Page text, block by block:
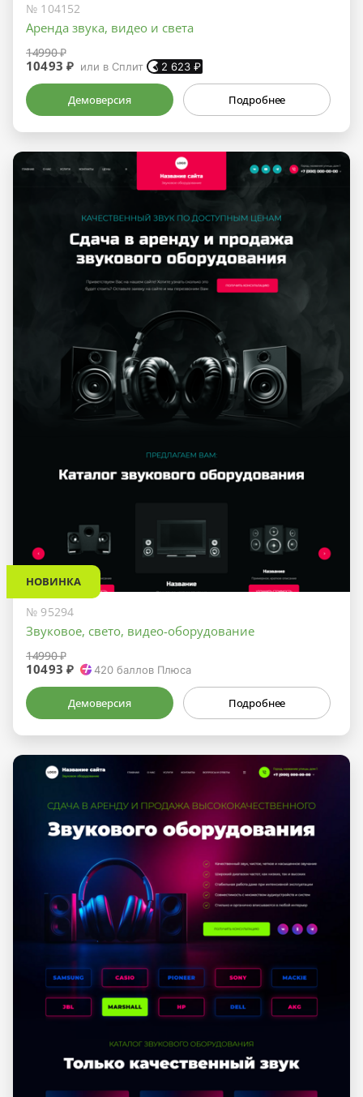
№ 104152
Аренда звука, видео и света
14990 ₽
10493 ₽ или в Сплит 2 623 ₽
Демоверсия Подробнее
НОВИНКА
№ 95294
Звуковое, свето, видео-оборудование
14990 ₽
10493 ₽ 420 баллов Плюса
Демоверсия Подробнее